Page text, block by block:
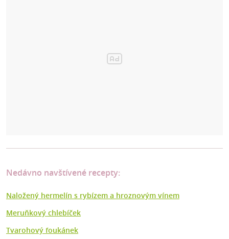
Nedávno navštívené recepty:
Naložený hermelín s rybízem a hroznovým vínem
Meruňkový chlebíček
Tvarohový foukánek